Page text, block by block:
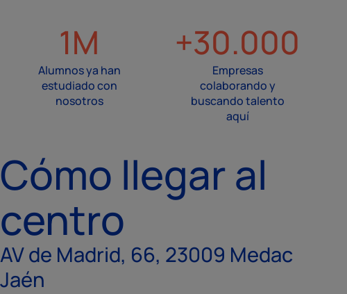
1M
Alumnos ya han
estudiado con
nosotros
+30.000
Empresas
colaborando y
buscando talento
aquí
Cómo llegar al
centro
AV de Madrid, 66, 23009 Medac
Jaén